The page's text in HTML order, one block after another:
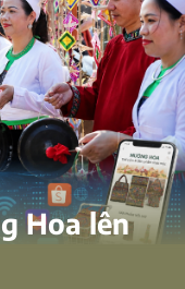
Hoa lên